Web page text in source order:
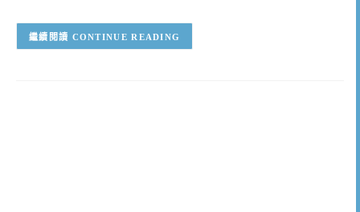
CONTINUE READING